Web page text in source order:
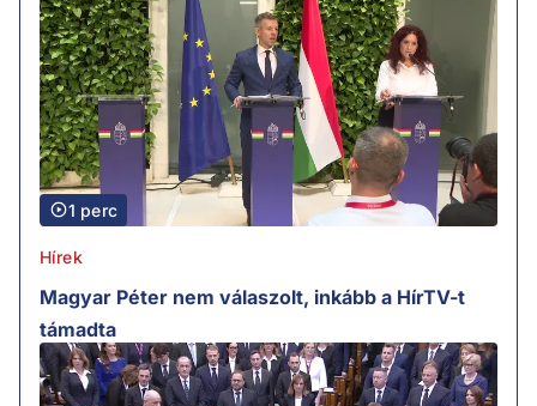
1 perc
Hírek
Magyar Péter nem válaszolt, inkább a HírTV-t
támadta